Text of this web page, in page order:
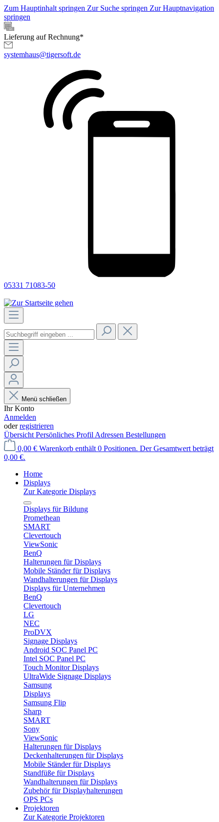
Zum Hauptinhalt springen Zur Suche springen Zur Hauptnavigation
springen
Lieferung auf Rechnung*
systemhaus@tigersoft.de
05331 71083-50
Menü schließen
Ihr Konto
Anmelden
oderregistrieren
Übersicht Persönliches Profil Adressen Bestellungen
0,00 € Warenkorb enthält 0 Positionen. Der Gesamtwert beträgt
0,00 €.
Home
Displays
Zur Kategorie Displays
Displays für Bildung
Promethean
SMART
Clevertouch
ViewSonic
BenQ
Halterungen für Displays
Mobile Ständer für Displays
Wandhalterungen für Displays
Displays für Unternehmen
BenQ
Clevertouch
LG
NEC
ProDVX
Signage Displays
Android SOC Panel PC
Intel SOC Panel PC
Touch Monitor Displays
UltraWide Signage Displays
Samsung
Displays
Samsung Flip
Sharp
SMART
Sony
ViewSonic
Halterungen für Displays
Deckenhalterungen für Displays
Mobile Ständer für Displays
Standfüße für Displays
Wandhalterungen für Displays
Zubehör für Displayhalterungen
OPS PCs
Projektoren
Zur Kategorie Projektoren